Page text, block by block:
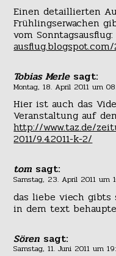
Einen detaillierten
Frühlingserwachen
vom
Tobias Merle sagt:
Montag, 18. April 2011 um
Hier ist auch das
Veranstaltung auf
http://www.taz.de/
2011/9.4.2011-k-2/
tom sagt:
Samstag, 23. April 2011 um
das liebe viech gibts
in dem text
Sören sagt:
Samstag, 11. Juni 2011 um